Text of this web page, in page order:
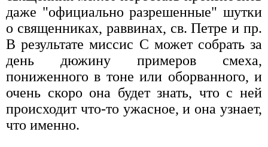
даже "официально разрешенные" шутки
о священниках, раввинах, св. Петре и пр.
В результате миссис С может собрать за
день дюжину примеров смеха,
пониженного в тоне или оборванного, и
очень скоро она будет знать, что с ней
происходит что-то ужасное, и она узнает,
что именно.